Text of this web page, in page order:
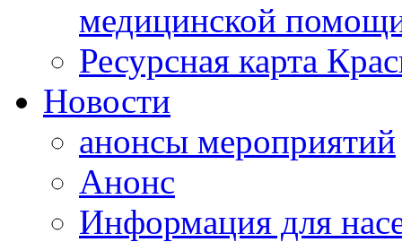
медицинской
Ресурсная карта
Новости
анонсы мероприятий
Анонс
Информация для